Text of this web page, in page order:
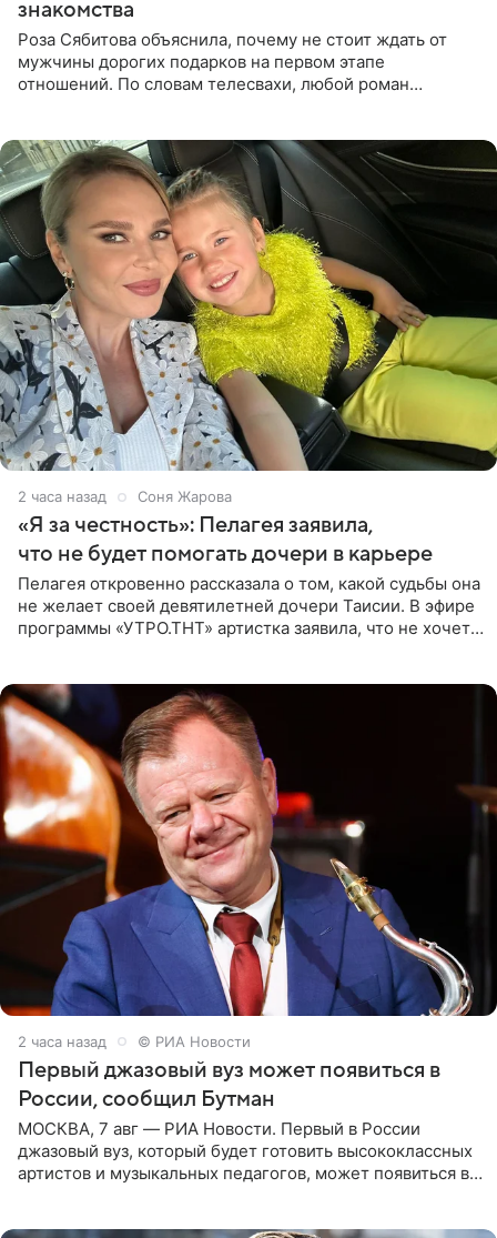
знакомства
Роза Сябитова объяснила, почему не стоит ждать от
мужчины дорогих подарков на первом этапе
отношений. По словам телесвахи, любой роман
2 часа назад Соня Жарова
«Я за честность»: Пелагея заявила,
что не будет помогать дочери в карьере
Пелагея откровенно рассказала о том, какой судьбы она
не желает своей девятилетней дочери Таисии. В эфире
программы «УТРО.ТНТ» артистка заявила, что не хочет
2 часа назад © РИА Новости
Первый джазовый вуз может появиться в
России, сообщил Бутман
МОСКВА, 7 авг — РИА Новости. Первый в России
джазовый вуз, который будет готовить высококлассных
артистов и музыкальных педагогов, может появиться в